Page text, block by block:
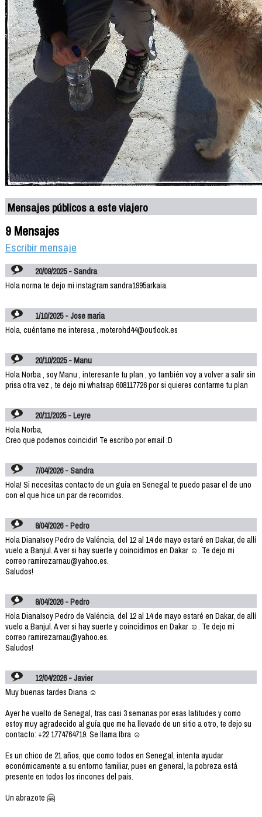
Mensajes públicos a este viajero
9 Mensajes
Escribir mensaje
20/09/2025 - Sandra
Hola norma te dejo mi instagram sandra1995arkaia.
1/10/2025 - Jose maria
Hola, cuéntame me interesa , moterohd44@outlook.es
20/10/2025 - Manu
Hola Norba , soy Manu , interesante tu plan , yo también voy a volver a salir sin
prisa otra vez , te dejo mi whatsap 608117726 por si quieres contarme tu plan
20/11/2025 - Leyre
Hola Norba,
Creo que podemos coincidir! Te escribo por email :D
7/04/2026 - Sandra
Hola! Si necesitas contacto de un guía en Senegal te puedo pasar el de uno
con el que hice un par de recorridos.
8/04/2026 - Pedro
Hola Diana!soy Pedro de Valéncia, del 12 al 14 de mayo estaré en Dakar, de allí
vuelo a Banjul. A ver si hay suerte y coincidimos en Dakar ☺️. Te dejo mi
correo ramirezarnau@yahoo.es.
Saludos!
8/04/2026 - Pedro
Hola Diana!soy Pedro de Valéncia, del 12 al 14 de mayo estaré en Dakar, de allí
vuelo a Banjul. A ver si hay suerte y coincidimos en Dakar ☺️. Te dejo mi
correo ramirezarnau@yahoo.es.
Saludos!
12/04/2026 - Javier
Muy buenas tardes Diana ☺️
Ayer he vuelto de Senegal, tras casi 3 semanas por esas latitudes y como
estoy muy agradecido al guía que me ha llevado de un sitio a otro, te dejo su
contacto: +22 1774764719. Se llama Ibra ☺️
Es un chico de 21 años, que como todos en Senegal, intenta ayudar
económicamente a su entorno familiar, pues en general, la pobreza está
presente en todos los rincones del país.
Un abrazote 🤗